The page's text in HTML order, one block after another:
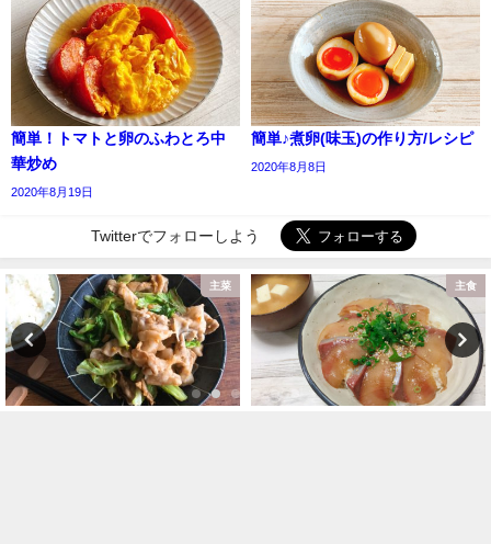
簡単！トマトと卵のふわとろ中
華炒め
2020年8月19日
簡単♪煮卵(味玉)の作り方/レシピ
2020年8月8日
Twitterでフォローしよう
主菜 主食